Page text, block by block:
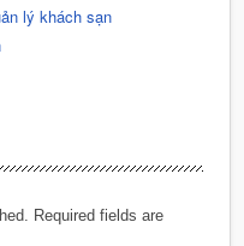
lý khách sạn
Required fields are